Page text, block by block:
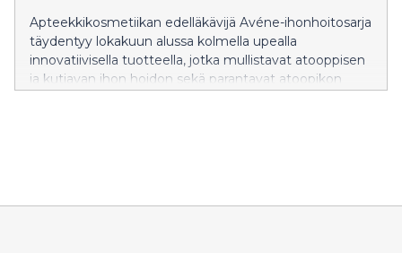
Apteekkikosmetiikan edelläkävijä Avéne-ihonhoitosarja
täydentyy lokakuun alussa kolmella upealla
innovatiivisella tuotteella, jotka mullistavat atooppisen
ja kutiavan ihon hoidon sekä parantavat atoopikon